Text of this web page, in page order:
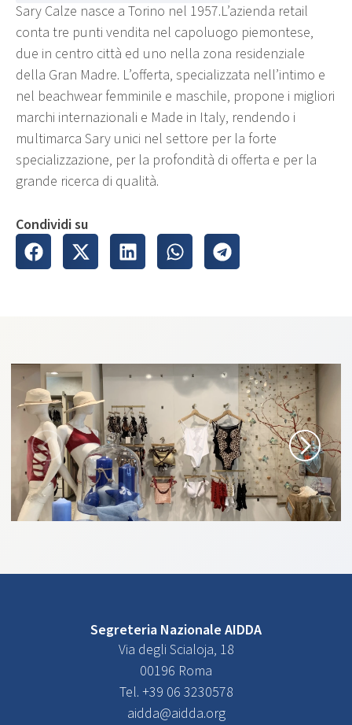
Sary Calze nasce a Torino nel 1957.L’azienda retail
conta tre punti vendita nel capoluogo piemontese,
due in centro città ed uno nella zona residenziale
della Gran Madre. L’offerta, specializzata nell’intimo e
nel beachwear femminile e maschile, propone i migliori
marchi internazionali e Made in Italy, rendendo i
multimarca Sary unici nel settore per la forte
specializzazione, per la profondità di offerta e per la
grande ricerca di qualità.
Condividi su
Segreteria Nazionale AIDDA
Via degli Scialoja, 18
00196 Roma
Tel. +39 06 3230578
aidda@aidda.org